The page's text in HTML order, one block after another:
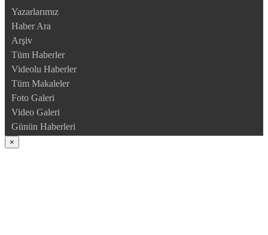
Yazarlarımız
Haber Ara
Arşiv
Tüm Haberler
Videolu Haberler
Tüm Makaleler
Foto Galeri
Video Galeri
Günün Haberleri
×